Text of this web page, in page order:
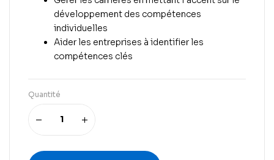
développement des compétences
individuelles
Aider les entreprises à identifier les
compétences clés
Quantité